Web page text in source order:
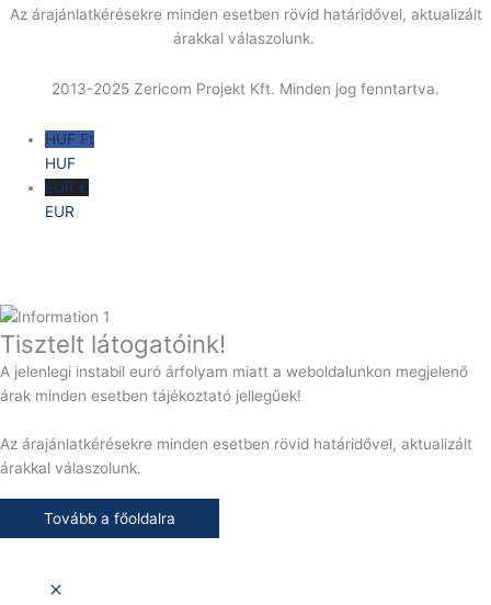
Az árajánlatkérésekre minden esetben rövid határidővel, aktualizált
árakkal válaszolunk.
2013-2025 Zericom Projekt Kft. Minden jog fenntartva.
HUF Ft
HUF
EUR €
EUR
Tisztelt látogatóink!
A jelenlegi instabil euró árfolyam miatt a weboldalunkon megjelenő
árak minden esetben tájékoztató jellegűek!
Az árajánlatkérésekre minden esetben rövid határidővel, aktualizált
árakkal válaszolunk.
Tovább a főoldalra